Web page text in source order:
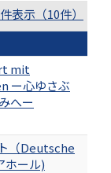
表示（10件）
mit
ー心ゆさぶ
へー
（Deutsche
ホール)